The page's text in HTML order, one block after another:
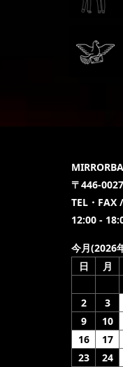
〒446-
TEL・FAX
12:00 -
今月(2026
日
月
2
3
9
10
16
17
23
24